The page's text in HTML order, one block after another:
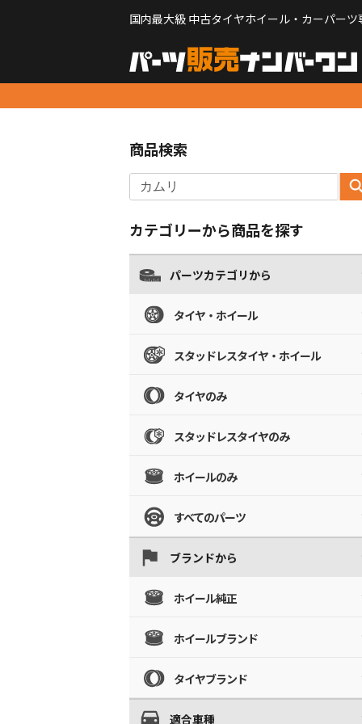
国内最大級 中古タイヤホイール・カーパーツ
商品検索
カテゴリーから商品を探す
パーツカテゴリから
タイヤ・ホイール
スタッドレスタイヤ・ホイール
タイヤのみ
スタッドレスタイヤのみ
ホイールのみ
すべてのパーツ
ブランドから
ホイール純正
ホイールブランド
タイヤブランド
適合車種